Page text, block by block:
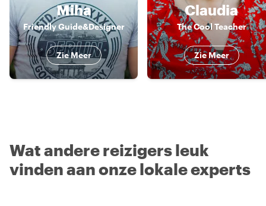
Miha
Friendly Guide&Designer
Zie Meer
Claudia
The Cool Teacher
Zie Meer
Wat andere reizigers leuk
vinden aan onze lokale experts